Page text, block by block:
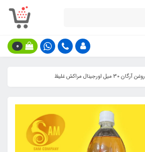
0
روغن آرگان 30 میل اورجینال مراکش غلیظ